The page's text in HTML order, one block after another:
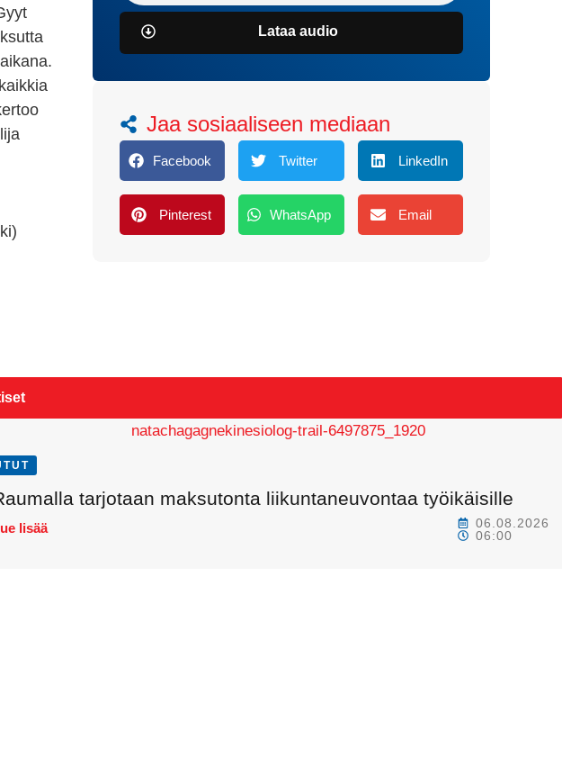
Lataa audio
Jaa sosiaaliseen mediaan
Facebook Twitter LinkedIn
Pinterest WhatsApp Email
tarjotaan maksutonta liikuntaneuvontaa työikäisille
lisää
06.08.2026
06:00